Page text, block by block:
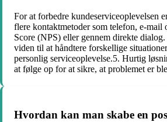
For at forbedre kundeserviceoplevelsen
flere kontaktmetoder som telefon, e-
Score (NPS) eller gennem direkte
viden til at håndtere forskellige
personlig serviceoplevelse.5. Hurtig
at følge op for at sikre, at problemet er
Hvordan kan man skabe en